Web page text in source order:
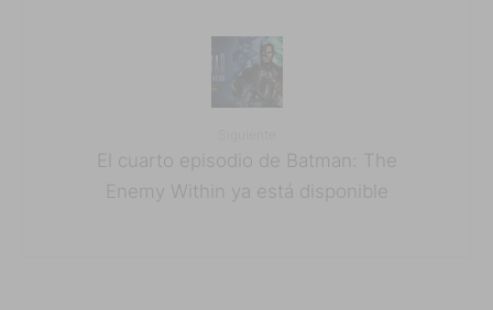
El cuarto episodio de Batman: The
Enemy Within ya está disponible